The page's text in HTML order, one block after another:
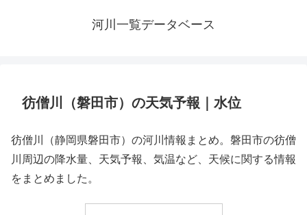
河川一覧データベース
彷僧川（磐田市）の天気予報｜水位
彷僧川（静岡県磐田市）の河川情報まとめ。磐田市の彷僧
川周辺の降水量、天気予報、気温など、天候に関する情報
をまとめました。